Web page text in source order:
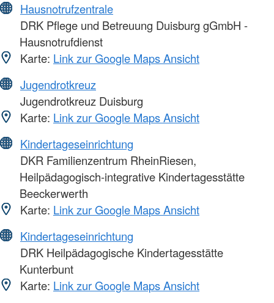
Hausnotrufzentrale
DRK Pflege und Betreuung Duisburg gGmbH -
Hausnotrufdienst
Karte: Link zur Google Maps Ansicht
Jugendrotkreuz
Jugendrotkreuz Duisburg
Karte: Link zur Google Maps Ansicht
Kindertageseinrichtung
DKR Familienzentrum RheinRiesen,
Heilpädagogisch-integrative Kindertagesstätte
Beeckerwerth
Karte: Link zur Google Maps Ansicht
Kindertageseinrichtung
DRK Heilpädagogische Kindertagesstätte
Kunterbunt
Karte: Link zur Google Maps Ansicht